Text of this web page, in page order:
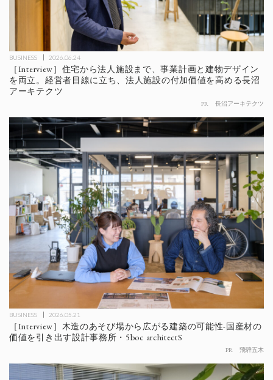
BUSINESS 2026.06.24
［Interview］住宅から法人施設まで、事業計画と建物デザイン
を両立。経営者目線に立ち、法人施設の付加価値を高める長沼
アーキテクツ
PR 長沼アーキテクツ
BUSINESS 2026.05.21
［Interview］木造のあそび場から広がる建築の可能性-国産材の
価値を引き出す設計事務所・5boc architectS
PR 飛騨五木